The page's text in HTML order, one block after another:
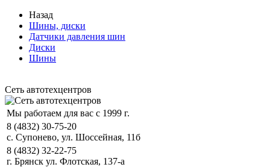
Назад
Шины, диски
Датчики давления шин
Диски
Шины
Сеть автотехцентров
Мы работаем для вас с 1999 г.
8 (4832) 30-75-20
с. Супонево, ул. Шоссейная, 11б
8 (4832) 32-22-75
г. Брянск ул. Флотская, 137-а